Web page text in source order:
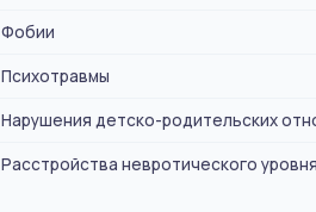
Фобии
Психотравмы
Нарушения детско-родительских
Расстройства невротического уровня